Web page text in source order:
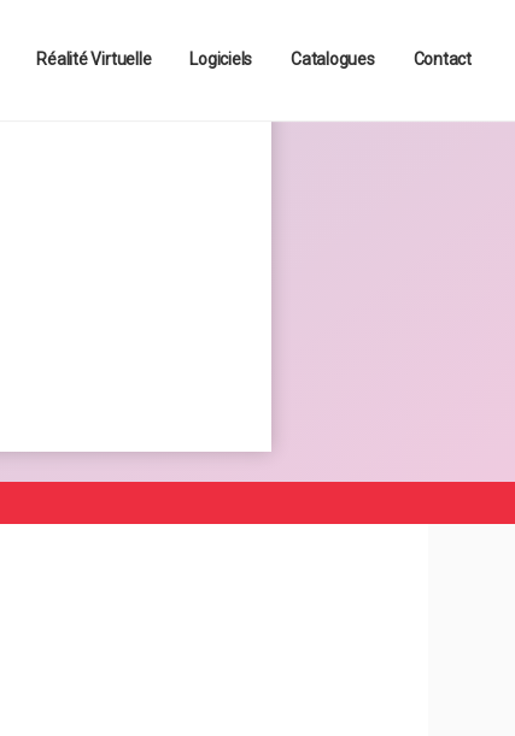
Réalité Virtuelle Logiciels Catalogues Contact